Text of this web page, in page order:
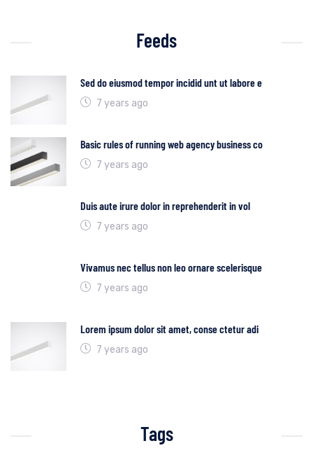
Feeds
Sed do eiusmod tempor incidid unt ut labore e
7 years ago
Basic rules of running web agency business co
7 years ago
Duis aute irure dolor in reprehenderit in vol
7 years ago
Vivamus nec tellus non leo ornare scelerisque
7 years ago
Lorem ipsum dolor sit amet, conse ctetur adi
7 years ago
Tags